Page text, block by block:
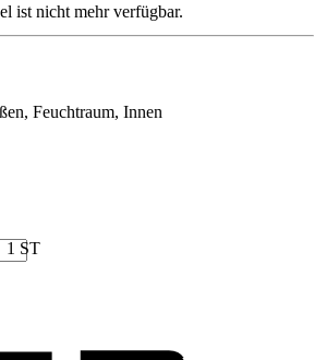
ist nicht mehr verfügbar.
Feuchtraum, Innen
1 ST